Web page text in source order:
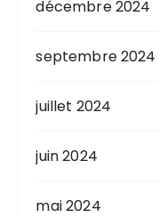
décembre 2024
septembre 2024
juillet 2024
juin 2024
mai 2024